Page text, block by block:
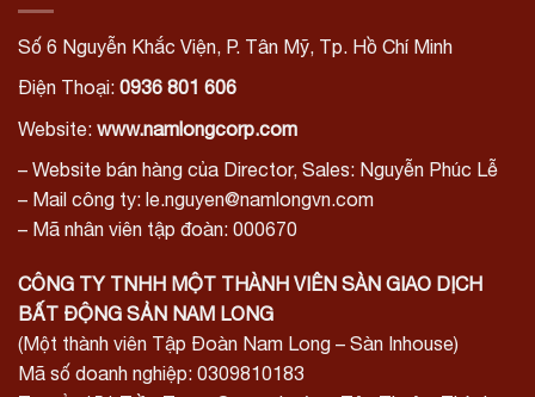
Số 6 Nguyễn Khắc Viện, P. Tân Mỹ, Tp. Hồ Chí Minh
Điện Thoại: 0936 801 606
Website: www.namlongcorp.com
– Website bán hàng của Director, Sales: Nguyễn Phúc Lễ
– Mail công ty: le.nguyen@namlongvn.com
– Mã nhân viên tập đoàn: 000670
CÔNG TY TNHH MỘT THÀNH VIÊN SÀN GIAO DỊCH
BẤT ĐỘNG SẢN NAM LONG
(Một thành viên Tập Đoàn Nam Long – Sàn Inhouse)
Mã số doanh nghiệp: 0309810183